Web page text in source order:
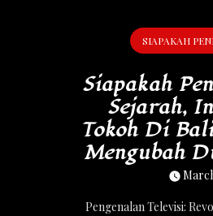
SIAPAKAH
Siapakah
Sejarah,
Tokoh Di
Mengubah
Pengenalan Televisi: